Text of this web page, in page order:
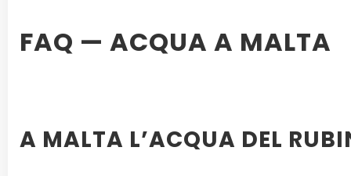
FAQ — ACQUA A MALTA
A MALTA L’ACQUA DEL